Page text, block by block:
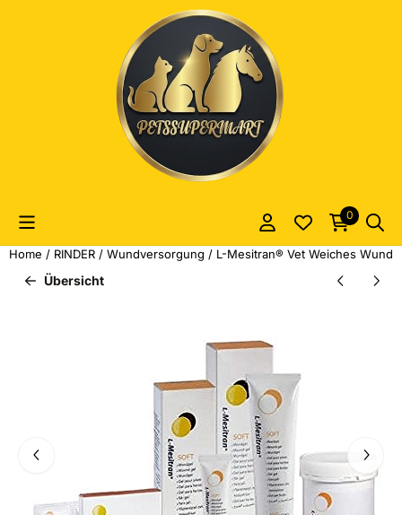
Cookie-Einstellungen sind derzeit geschlossen.
0
Home / RINDER / Wundversorgung / L-Mesitran® Vet Weiches
Übersicht